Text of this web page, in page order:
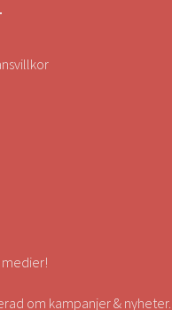
medier!
om kampanjer & nyheter.